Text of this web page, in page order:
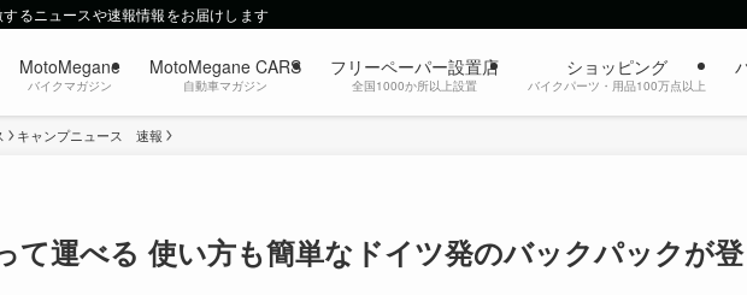
るニュースや速報情報をお届けします
MotoMegane
バイクマガジン
MotoMegane CARS
自動車マガジン
フリーペーパー設置店
全国1000か所以上設置
ショッピング
バイクパーツ・用品100万点以上
キャンプニュース 速報
て運べる 使い方も簡単なドイツ発のバックパックが登